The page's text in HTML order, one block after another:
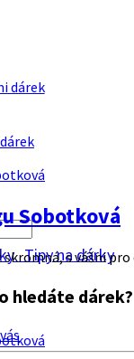
Tipy na dárky
hledáte dárek?
Sobotková
s vášni pro